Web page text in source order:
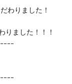
わりました！
りました！！！
ｰｰｰ
ｰｰｰ